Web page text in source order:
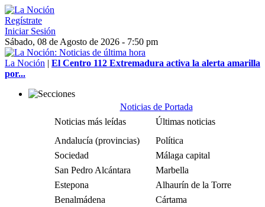
Regístrate
Iniciar Sesión
Sábado, 08 de Agosto de 2026 - 7:50 pm
La Noción | El Centro 112 Extremadura activa la alerta amarilla
por...
Noticias de Portada
Noticias más leídas
Últimas noticias
Andalucía (provincias)
Política
Sociedad
Málaga capital
San Pedro Alcántara
Marbella
Estepona
Alhaurín de la Torre
Benalmádena
Cártama